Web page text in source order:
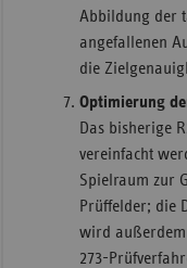
Abbildung der
angefallenen
die
Optimierung
Das bisherige
vereinfacht
Spielraum zur
Prüffelder; die
wird außerdem
273-